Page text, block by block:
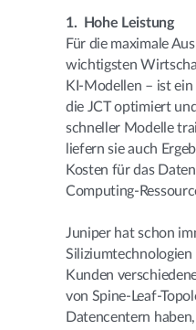
1. Hohe Leistung
Für die maximale
wichtigsten
KI-Modellen – ist
die JCT optimiert
schneller Modelle
liefern sie auch
Kosten für das
Computing-
Juniper hat schon
Kunden
von Spine-Leaf-
Datencentern